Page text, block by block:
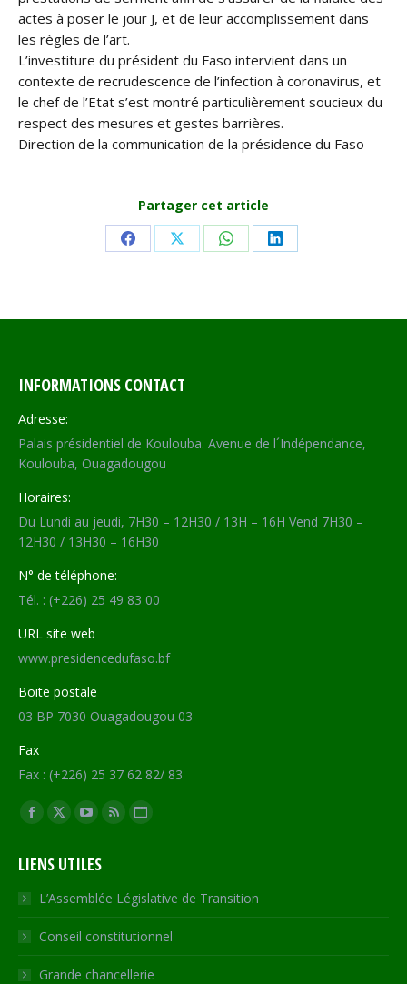
actes à poser le jour J, et de leur accomplissement dans
les règles de l’art.
L’investiture du président du Faso intervient dans un
contexte de recrudescence de l’infection à coronavirus, et
le chef de l’Etat s’est montré particulièrement soucieux du
respect des mesures et gestes barrières.
Direction de la communication de la présidence du Faso
Partager cet article
Share Share Share Share
INFORMATIONS CONTACT
Adresse:
Palais présidentiel de Koulouba. Avenue de l´Indépendance,
Koulouba, Ouagadougou
Horaires:
Du Lundi au jeudi, 7H30 – 12H30 / 13H – 16H Vend 7H30 –
12H30 / 13H30 – 16H30
N° de téléphone:
Tél. : (+226) 25 49 83 00
URL site web
www.presidencedufaso.bf
Boite postale
03 BP 7030 Ouagadougou 03
Fax
Fax : (+226) 25 37 62 82/ 83
Trouvez nous sur :
Facebook
opens
in
new
window
X
opens
in
new
window
YouTube
opens
in
new
window
RSS
in
new
window
Site
opens
in
new
LIENS UTILES
L’Assemblée Législative de Transition
Conseil constitutionnel
Grande chancellerie